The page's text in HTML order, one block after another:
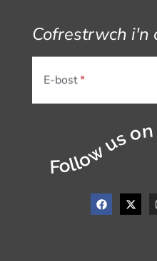
Cofrestrwch i'n
E-bost
Follow us